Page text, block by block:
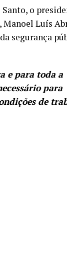
o
Manoel Luís
segurança
e para toda a
para
de